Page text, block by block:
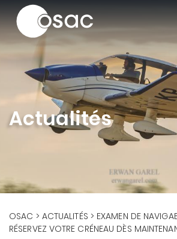
au
contenu
Actualités
FIL
OSAC ACTUALITÉS
EXAMEN DE
RÉSERVEZ VOTRE CRÉNEAU DÈS